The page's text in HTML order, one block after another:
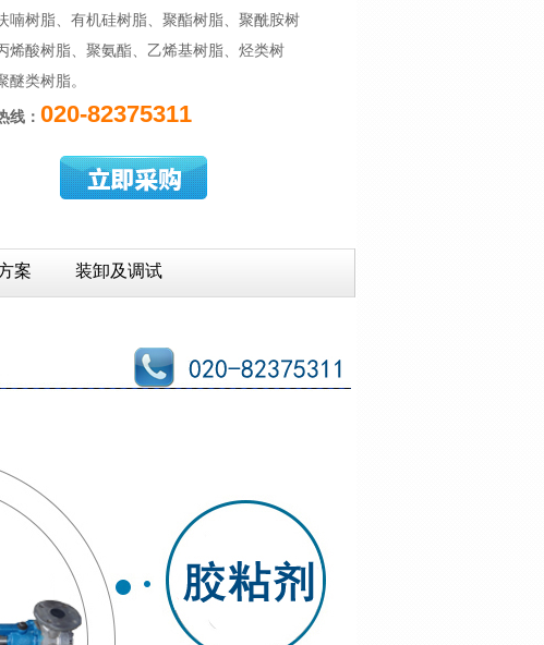
喃树脂、有机硅树脂、聚酯树脂、聚酰胺树
烯酸树脂、聚氨酯、乙烯基树脂、烃类树
醚类树脂。
线： 020-82375311
案 装卸及调试